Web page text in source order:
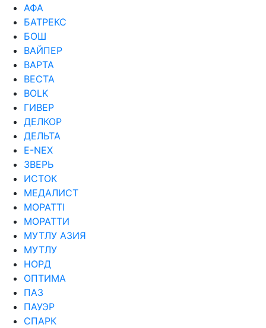
АФА
БАТРЕКС
БОШ
ВАЙПЕР
ВАРТА
ВЕСТА
ВОLK
ГИВЕР
ДЕЛКОР
ДЕЛЬТА
Е-NEX
ЗВЕРЬ
ИСТОК
МЕДАЛИСТ
МОРАТТI
МОРАТТИ
МУТЛУ АЗИЯ
МУТЛУ
НОРД
ОПТИМА
ПАЗ
ПАУЭР
СПАРК